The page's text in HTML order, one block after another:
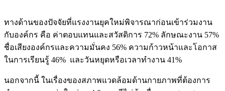
ทางด้านของปัจจัยที่แรงงานยุคใหม่พิจารณาก่อนเข้าร่วมงาน
กับองค์กร คือ ค่าตอบแทนและสวัสดิการ 72% ลักษณะงาน 57%
ชื่อเสียงองค์กรและความมั่นคง 56% ความก้าวหน้าและโอกาส
ในการเรียนรู้ 46% และวันหยุดหรือเวลาทำงาน 41%
นอกจากนี้ ในเรื่องของสภาพแวดล้อมด้านกายภาพที่ต้องการ